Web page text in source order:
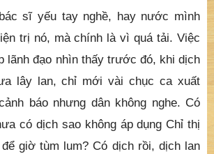
sĩ yếu tay nghề, hay nước mình
trị nó, mà chính là vì quá tải. Việc
lãnh đạo nhìn thấy trước đó, khi dịch
lây lan, chỉ mới vài chục ca xuất
báo nhưng dân không nghe. Có
có dịch sao không áp dụng Chỉ thị
giờ tùm lum? Có dịch rồi, dịch lan